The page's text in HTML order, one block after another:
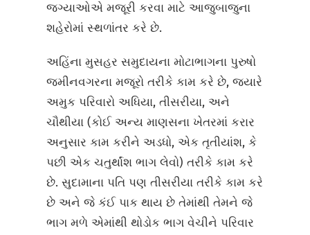
જગ્યાઓએ મજૂરી કરવા માટે આજુબાજુના
શહેરોમાં સ્થળાંતર કરે છે.
અહિંના મુસહર સમુદાયના મોટાભાગના પુરુષો
જમીનવગરના મજૂરો તરીકે કામ કરે છે, જ્યારે
અમુક પરિવારો અધિયા, તીસરીયા, અને
ચૌથીયા (કોઈ અન્ય માણસના ખેતરમાં કરાર
અનુસાર કામ કરીને અડધો, એક તૃતીયાંશ, કે
પછી એક ચતુર્થાંશ ભાગ લેવો) તરીકે કામ કરે
છે. સુદામાના પતિ પણ તીસરીયા તરીકે કામ કરે
છે અને જે કંઈ પાક થાય છે તેમાંથી તેમને જે
ભાગ મળે એમાંથી થોડોક ભાગ વેચીને પરિવાર